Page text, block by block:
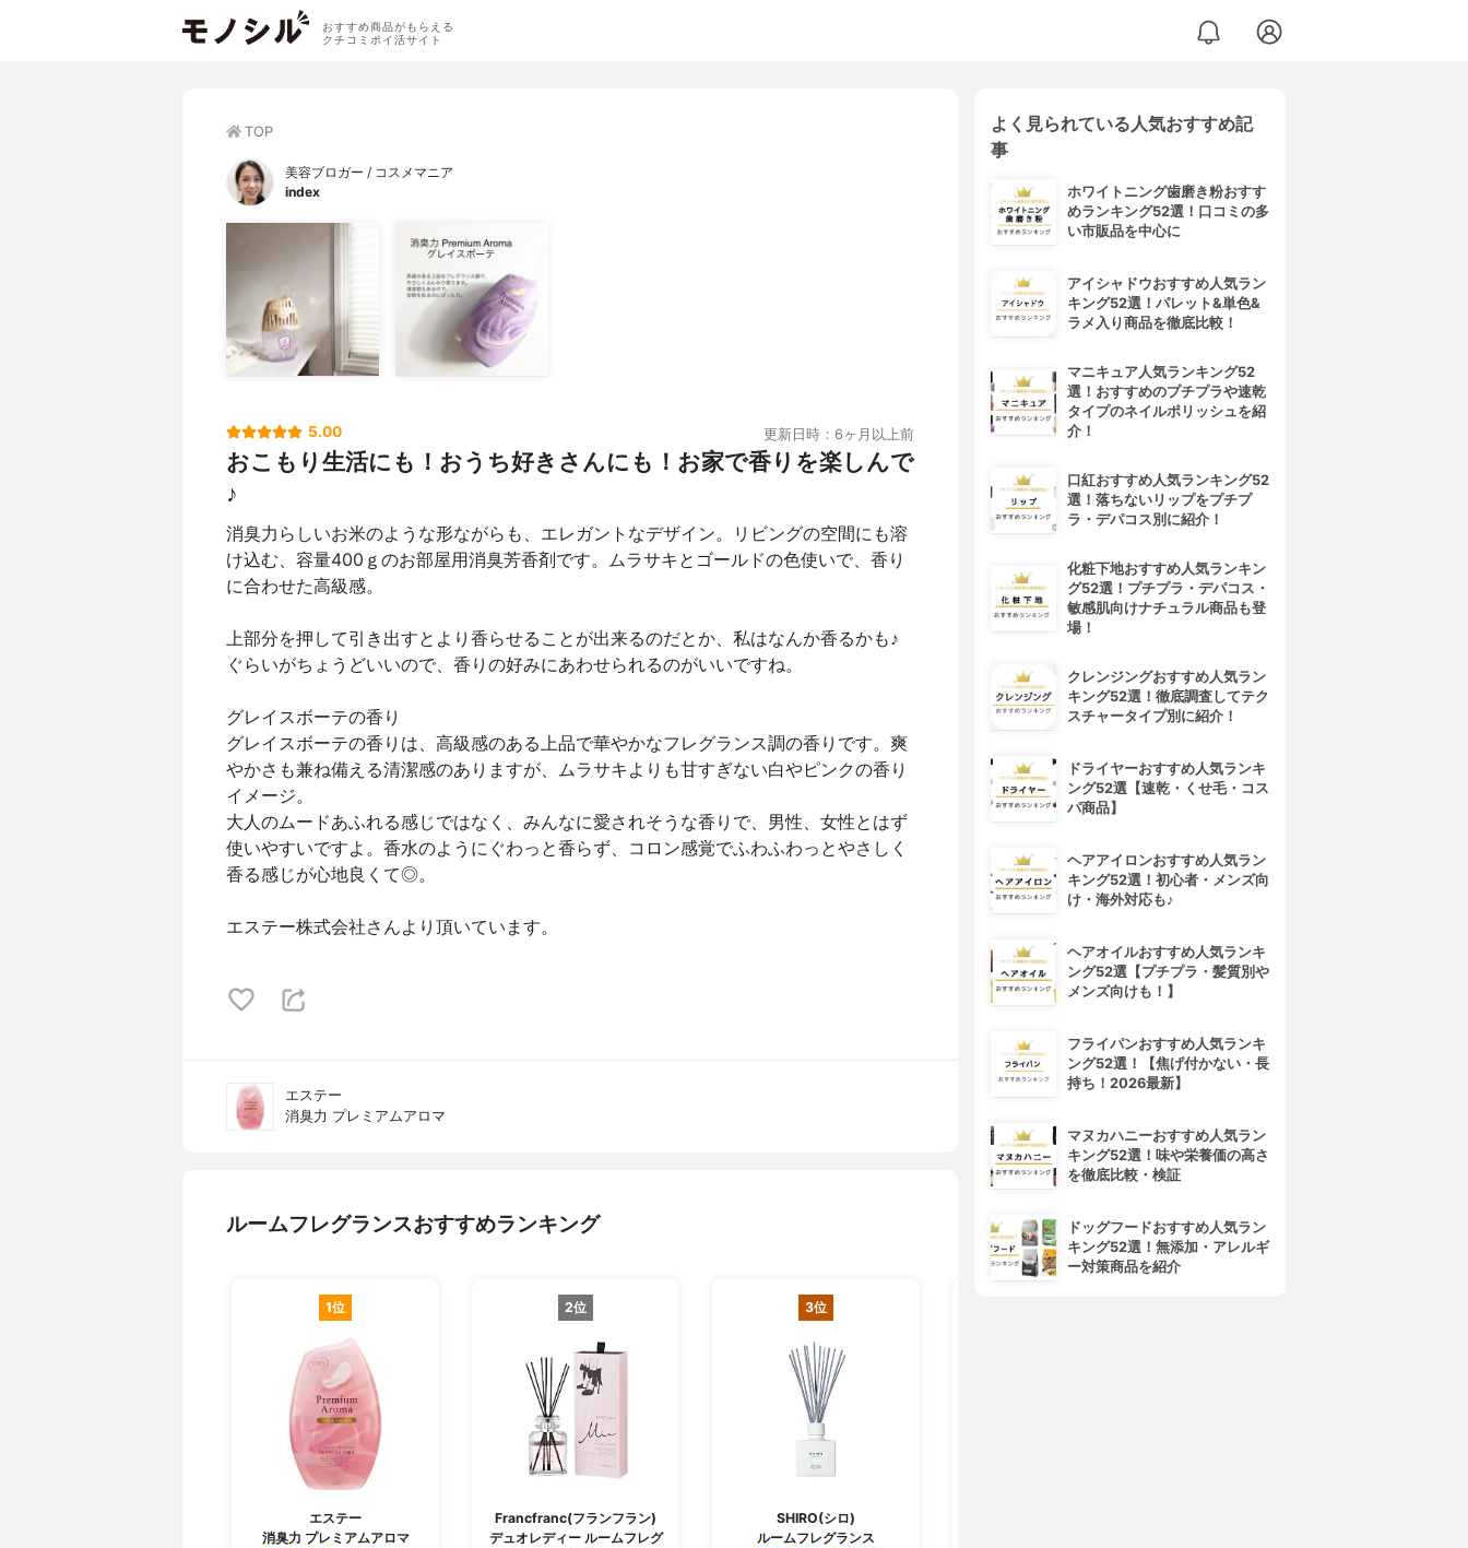
おすすめ商品がもらえる
クチコミポイ活サイト
TOP
美容ブロガー / コスメマニア
index
5.00 更新日時：6ヶ月以上前
おこもり生活にも！おうち好きさんにも！お家で香りを楽しんで
♪
消臭力らしいお米のような形ながらも、エレガントなデザイン。リビングの空間にも溶
け込む、容量400ｇのお部屋用消臭芳香剤です。ムラサキとゴールドの色使いで、香り
に合わせた高級感。
上部分を押して引き出すとより香らせることが出来るのだとか、私はなんか香るかも♪
ぐらいがちょうどいいので、香りの好みにあわせられるのがいいですね。
グレイスボーテの香り
グレイスボーテの香りは、高級感のある上品で華やかなフレグランス調の香りです。爽
やかさも兼ね備える清潔感のありますが、ムラサキよりも甘すぎない白やピンクの香り
イメージ。
大人のムードあふれる感じではなく、みんなに愛されそうな香りで、男性、女性とはず
使いやすいですよ。香水のようにぐわっと香らず、コロン感覚でふわふわっとやさしく
香る感じが心地良くて◎。
エステー株式会社さんより頂いています。
エステー
消臭力 プレミアムアロマ
ルームフレグランスおすすめランキング
1位
エステー
消臭力 プレミアムアロマ
2位
Francfranc(フランフラン)
デュオレディー ルームフレグ
3位
SHIRO(シロ)
ルームフレグランス
よく見られている人気おすすめ記
事
ホワイトニング歯磨き粉おすす
めランキング52選！口コミの多
い市販品を中心に
アイシャドウおすすめ人気ラン
キング52選！パレット&単色&
ラメ入り商品を徹底比較！
マニキュア人気ランキング52
選！おすすめのプチプラや速乾
タイプのネイルポリッシュを紹
介！
口紅おすすめ人気ランキング52
選！落ちないリップをプチプ
ラ・デパコス別に紹介！
化粧下地おすすめ人気ランキン
グ52選！プチプラ・デパコス・
敏感肌向けナチュラル商品も登
場！
クレンジングおすすめ人気ラン
キング52選！徹底調査してテク
スチャータイプ別に紹介！
ドライヤーおすすめ人気ランキ
ング52選【速乾・くせ毛・コス
パ商品】
ヘアアイロンおすすめ人気ラン
キング52選！初心者・メンズ向
け・海外対応も♪
ヘアオイルおすすめ人気ランキ
ング52選【プチプラ・髪質別や
メンズ向けも！】
フライパンおすすめ人気ランキ
ング52選！【焦げ付かない・長
持ち！2026最新】
マヌカハニーおすすめ人気ラン
キング52選！味や栄養価の高さ
を徹底比較・検証
ドッグフードおすすめ人気ラン
キング52選！無添加・アレルギ
ー対策商品を紹介